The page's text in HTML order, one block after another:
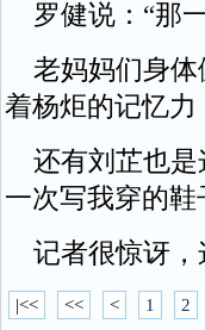
罗健说：“那
老妈妈们身体
着杨炬的记忆力
还有刘芷也是
一次写我穿的
记者很惊讶，
|<< << < 1 2